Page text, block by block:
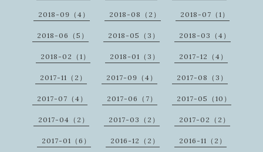
2018-09（4） 2018-08（2） 2018-07（1）
2018-06（5） 2018-05（3） 2018-03（4）
2018-02（1） 2018-01（3） 2017-12（4）
2017-11（2） 2017-09（4） 2017-08（3）
2017-07（4） 2017-06（7） 2017-05（10）
2017-04（2） 2017-03（2） 2017-02（2）
2017-01（6） 2016-12（2） 2016-11（2）